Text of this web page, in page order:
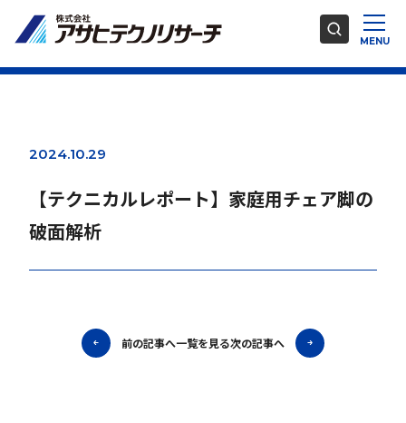
2024.10.29
【テクニカルレポート】家庭用チェア脚の
破面解析
前の記事へ一覧を見る次の記事へ